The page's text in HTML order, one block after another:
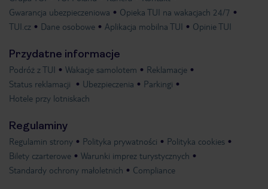
Gwarancja ubezpieczeniowa
Opieka TUI na wakacjach 24/7
TUI.cz
Dane osobowe Aplikacja mobilna TUI Opinie TUI
Przydatne informacje
Podróż z TUI Wakacje samolotem
Reklamacje
Status reklamacji
Ubezpieczenia
Parkingi
Hotele przy lotniskach
Regulaminy
Regulamin strony Polityka prywatności
Polityka cookies
Bilety czarterowe
Warunki imprez turystycznych
Standardy ochrony małoletnich
Compliance